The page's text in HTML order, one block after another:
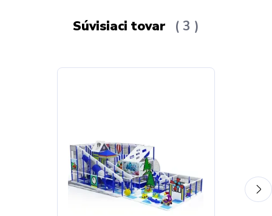
Súvisiaci tovar 3